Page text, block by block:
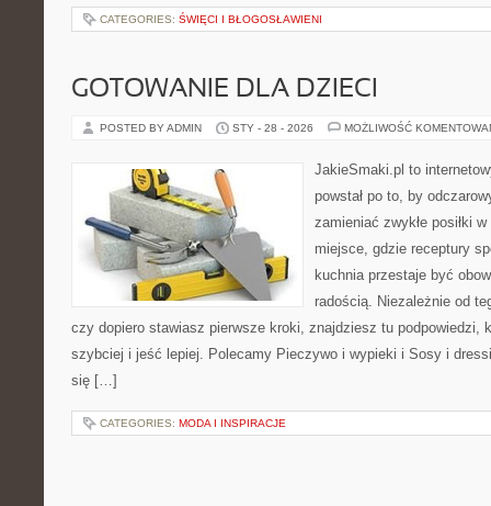
CATEGORIES: ŚWIĘCI I BŁOGOSŁAWIENI
GOTOWANIE DLA DZIECI
POSTED BY ADMIN STY - 28 - 2026 MOŻLIWOŚĆ
JakieSmaki.pl to
powstał po to, by
zamieniać zwykłe posiłki
miejsce, gdzie receptury
kuchnia przestaje być
radością. Niezależnie od
czy dopiero stawiasz pierwsze kroki, znajdziesz tu podpowiedzi,
szybciej i jeść lepiej. Polecamy Pieczywo i wypieki i Sosy i
się […]
CATEGORIES: MODA I INSPIRACJE